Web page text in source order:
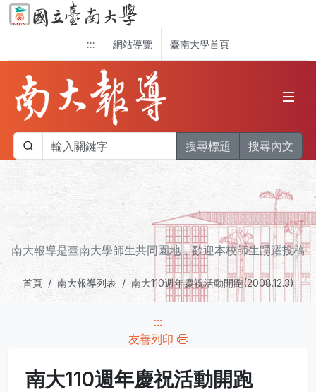
::: 網站導覽 臺南大學首頁
搜尋標題 搜尋內文
南大報導是臺南大學師生共同園地，歡迎本校師生踴躍投稿
首頁 南大報導列表 南大110週年慶祝活動開跑(2008.12.3)
:::
友善列印
南大110週年慶祝活動開跑